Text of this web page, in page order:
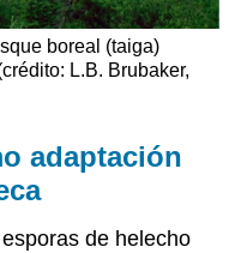
boreal (taiga)
L.B. Brubaker,
adaptación
de helecho